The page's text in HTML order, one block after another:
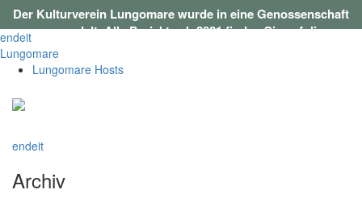
Der Kulturverein Lungomare wurde in eine Genossenschaft
umgewandelt. Alle Projekte ab 2021 finden Sie aufdieser
endeit
Lungomare
Lungomare Hosts
endeit
Archiv